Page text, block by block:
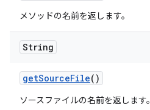
メソッドの名前を返します。
String
getSourceFile()
ソースファイルの名前を返します。